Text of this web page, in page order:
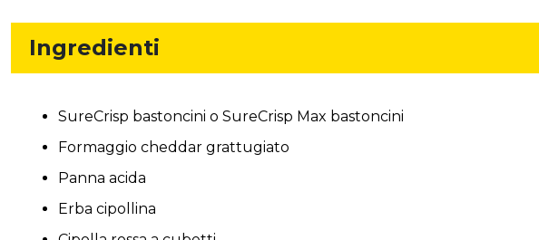
Ingredienti
SureCrisp bastoncini o SureCrisp Max bastoncini
Formaggio cheddar grattugiato
Panna acida
Erba cipollina